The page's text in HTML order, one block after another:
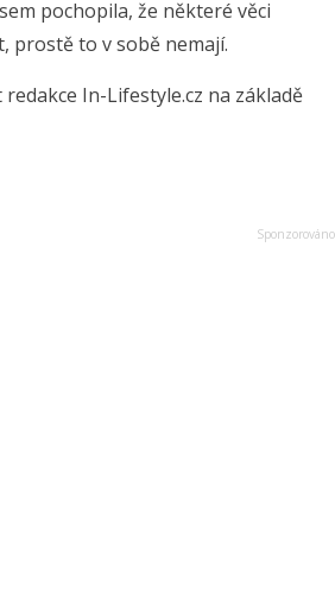
pochopila, že některé věci
prostě to v sobě nemají.
In-Lifestyle.cz na základě